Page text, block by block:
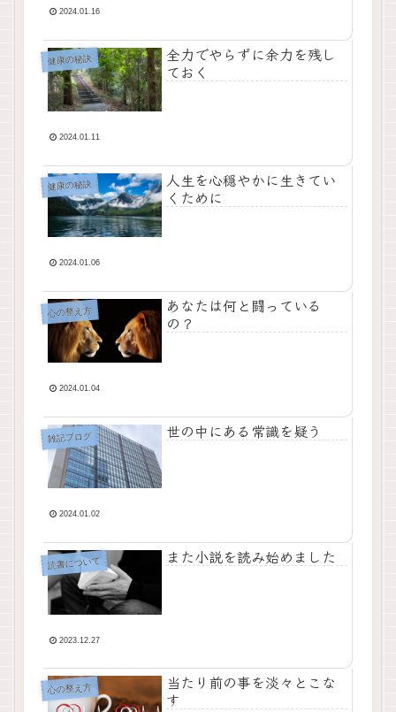
2024.01.16
健康の秘訣
全力でやらずに余力を残し
ておく
2024.01.11
健康の秘訣
人生を心穏やかに生きてい
くために
2024.01.06
心の整え方
あなたは何と闘っている
の？
2024.01.04
雑記ブログ 世の中にある常識を疑う
2024.01.02
読書について また小説を読み始めました
2023.12.27
心の整え方
当たり前の事を淡々とこな
す